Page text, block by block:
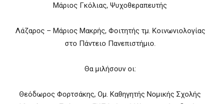
Μάριος Γκόλιας, Ψυχοθεραπευτής
Λάζαρος – Μάριος Μακρής, Φοιτητής τμ. Κοινωνιολογίας
στο Πάντειο Πανεπιστήμιο.
Θα μιλήσουν οι:
Θεόδωρος Φορτσάκης, Ομ. Καθηγητής Νομικής Σχολής